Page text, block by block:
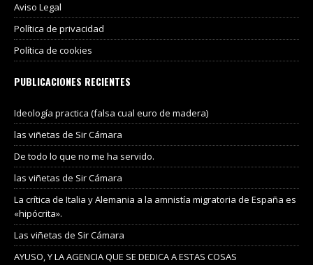
Aviso Legal
Política de privacidad
Política de cookies
PUBLICACIONES RECIENTES
Ideología practica (falsa cual euro de madera)
las viñetas de Sir Cámara
De todo lo que no me ha servido.
las viñetas de Sir Cámara
La crítica de Italia y Alemania a la amnistía migratoria de España es
«hipócrita».
Las viñetas de Sir Cámara
AYUSO, Y LA AGENCIA QUE SE DEDICA A ESTAS COSAS